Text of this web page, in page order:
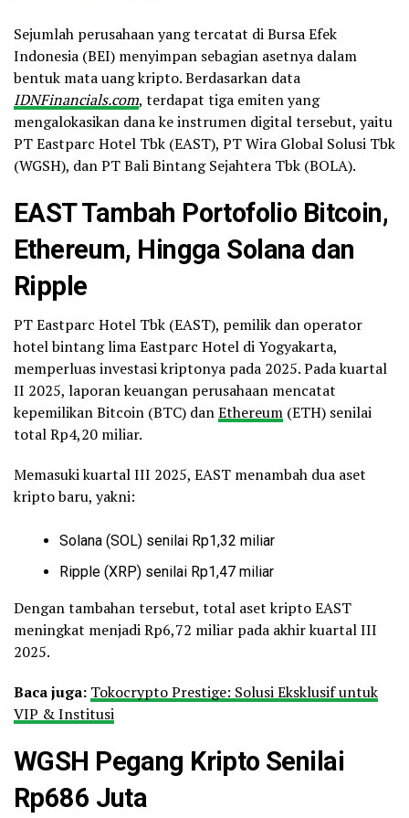
Sejumlah perusahaan yang tercatat di Bursa Efek
Indonesia (BEI) menyimpan sebagian asetnya dalam
bentuk mata uang kripto. Berdasarkan data
IDNFinancials.com, terdapat tiga emiten yang
mengalokasikan dana ke instrumen digital tersebut, yaitu
PT Eastparc Hotel Tbk (EAST), PT Wira Global Solusi Tbk
(WGSH), dan PT Bali Bintang Sejahtera Tbk (BOLA).
EAST Tambah Portofolio Bitcoin,
Ethereum, Hingga Solana dan
Ripple
PT Eastparc Hotel Tbk (EAST), pemilik dan operator
hotel bintang lima Eastparc Hotel di Yogyakarta,
memperluas investasi kriptonya pada 2025. Pada kuartal
II 2025, laporan keuangan perusahaan mencatat
kepemilikan Bitcoin (BTC) danEthereum (ETH) senilai
total Rp4,20 miliar.
Memasuki kuartal III 2025, EAST menambah dua aset
kripto baru, yakni:
Solana (SOL) senilai Rp1,32 miliar
Ripple (XRP) senilai Rp1,47 miliar
Dengan tambahan tersebut, total aset kripto EAST
meningkat menjadi Rp6,72 miliar pada akhir kuartal III
2025.
Baca juga: Tokocrypto Prestige: Solusi Eksklusif untuk
VIP & Institusi
WGSH Pegang Kripto Senilai
Rp686 Juta